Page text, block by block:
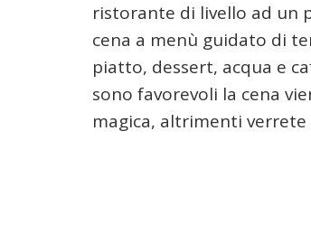
ristorante di livello ad un
cena a menù guidato di
piatto, dessert, acqua e
sono favorevoli la cena
magica, altrimenti verrete